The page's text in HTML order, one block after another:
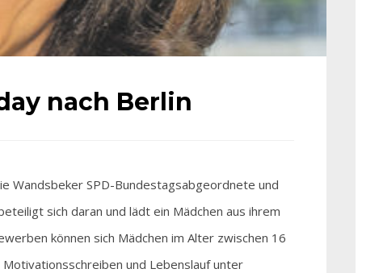
nach Berlin
Wandsbeker SPD-Bundestagsabgeordnete und
sich daran und lädt ein Mädchen aus ihrem
können sich Mädchen im Alter zwischen 16
und Lebenslauf unter